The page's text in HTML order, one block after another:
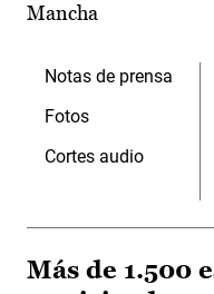
Mancha
Notas de prensa
Fotos
Cortes audio
Más de 1.500